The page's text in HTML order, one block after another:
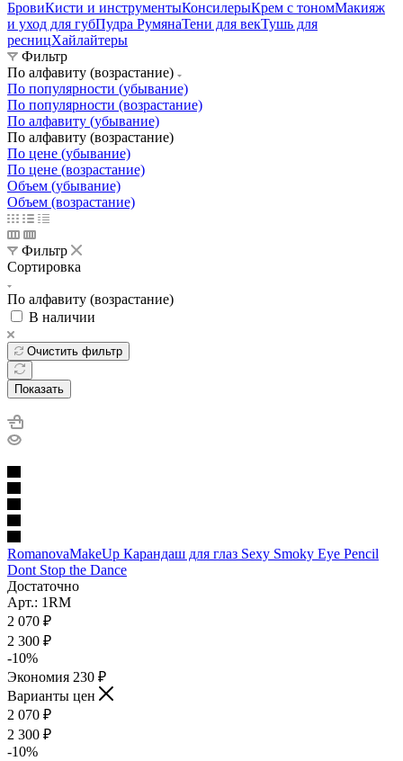
БровиКисти и инструментыКонсилерыКрем с тономМакияж
и уход для губПудра РумянаТени для векТушь для
ресницХайлайтеры
Фильтр
По алфавиту (возрастание)
По популярности (убывание)
По популярности (возрастание)
По алфавиту (убывание)
По алфавиту (возрастание)
По цене (убывание)
По цене (возрастание)
Объем (убывание)
Объем (возрастание)
Фильтр
Сортировка
По алфавиту (возрастание)
В наличии
Очистить фильтр
Показать
RomanovaMakeUp Карандаш для глаз Sexy Smoky Eye Pencil
Dont Stop the Dance
Достаточно
Арт.: 1RM
2 070 ₽
2 300 ₽
-10%
Экономия 230 ₽
Варианты цен
2 070 ₽
2 300 ₽
-10%